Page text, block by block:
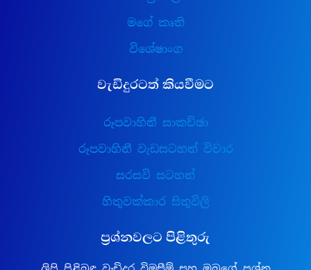
මගේ කෘති
විශේෂාංග
වැඩිදුරටත් කියවීමට
රූපවාහිනී සාකච්ඡා
රූපවාහිනී වැඩසටහන් විචාර
සරසවි සටහන්
හිතුවක්කාර සිතුවිලි
ප්‍රශ්නවලට පිළිතුරු